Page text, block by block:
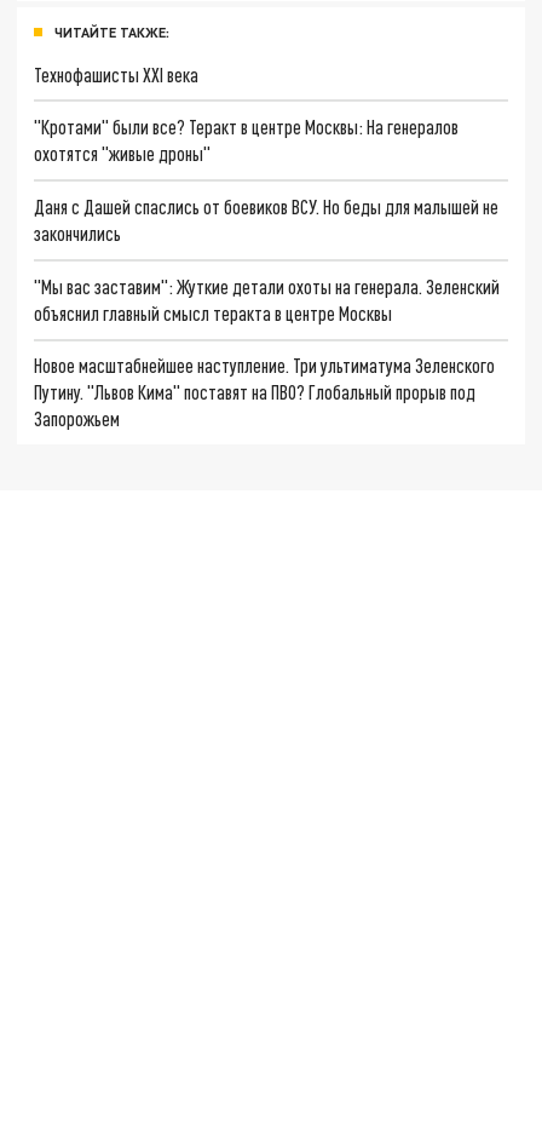
ЧИТАЙТЕ ТАКЖЕ:
Технофашисты XXI века
"Кротами" были все? Теракт в центре Москвы: На генералов
охотятся "живые дроны"
Даня с Дашей спаслись от боевиков ВСУ. Но беды для малышей не
закончились
"Мы вас заставим": Жуткие детали охоты на генерала. Зеленский
объяснил главный смысл теракта в центре Москвы
Новое масштабнейшее наступление. Три ультиматума Зеленского
Путину. "Львов Кима" поставят на ПВО? Глобальный прорыв под
Запорожьем